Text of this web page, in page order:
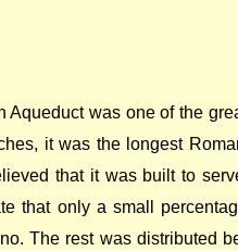
Aqueduct was one of the
it was the longest
that it was built to
that only a small
The rest was distributed